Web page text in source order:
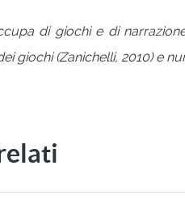
di giochi e di
giochi (Zanichelli, 2010) e